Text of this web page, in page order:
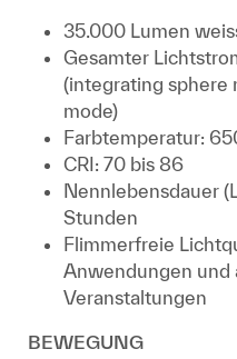
35.000 Lumen
Gesamter
(integrating sphere
mode)
Farbtemperatur:
CRI: 70 bis 86
Nennlebensdauer
Stunden
Flimmerfreie
Anwendungen und
Veranstaltungen
BEWEGUNG